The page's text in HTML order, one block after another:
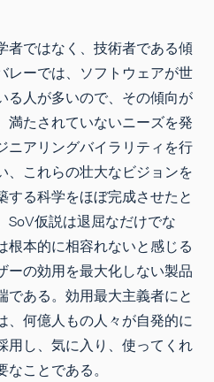
者ではなく、技術者である傾
レーでは、ソフトウェアが世
る人が多いので、その傾向が
満たされていないニーズを発
ニアリングバイラリティを行
、これらの壮大なビジョンを
る科学をほぼ完成させたと
仮説は退屈なだけでな
根本的に相容れないと感じる
ーの効用を最大化しない製品
である。効用最大主義者にと
、何億人もの人々が自発的に
用し、気に入り、使ってくれ
ことである。